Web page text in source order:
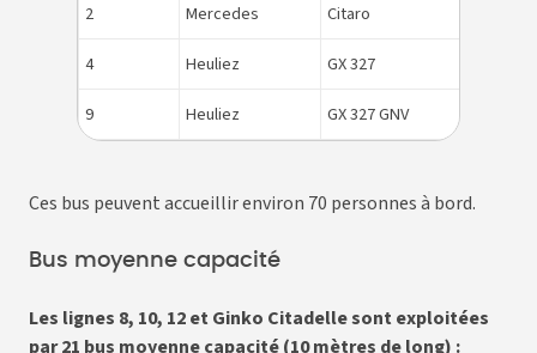
2
Mercedes Citaro
4
Heuliez GX 327
9
Heuliez GX 327 GNV
Ces bus peuvent accueillir environ 70 personnes à bord.
Bus moyenne capacité
Les lignes 8, 10, 12 et Ginko Citadelle sont exploitées
par 21 bus moyenne capacité (10 mètres de long) :